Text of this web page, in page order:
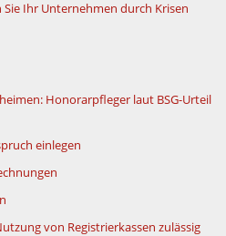
Ihr Unternehmen durch Krisen
Honorarpfleger laut BSG-Urteil
einlegen
von Registrierkassen zulässig